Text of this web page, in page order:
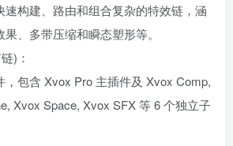
速构建、路由和组合复杂的特效链，涵
、多带压缩和瞬态塑形等。
)：
，包含 Xvox Pro 主插件及 Xvox Comp,
Xvox Space, Xvox SFX 等 6 个独立子